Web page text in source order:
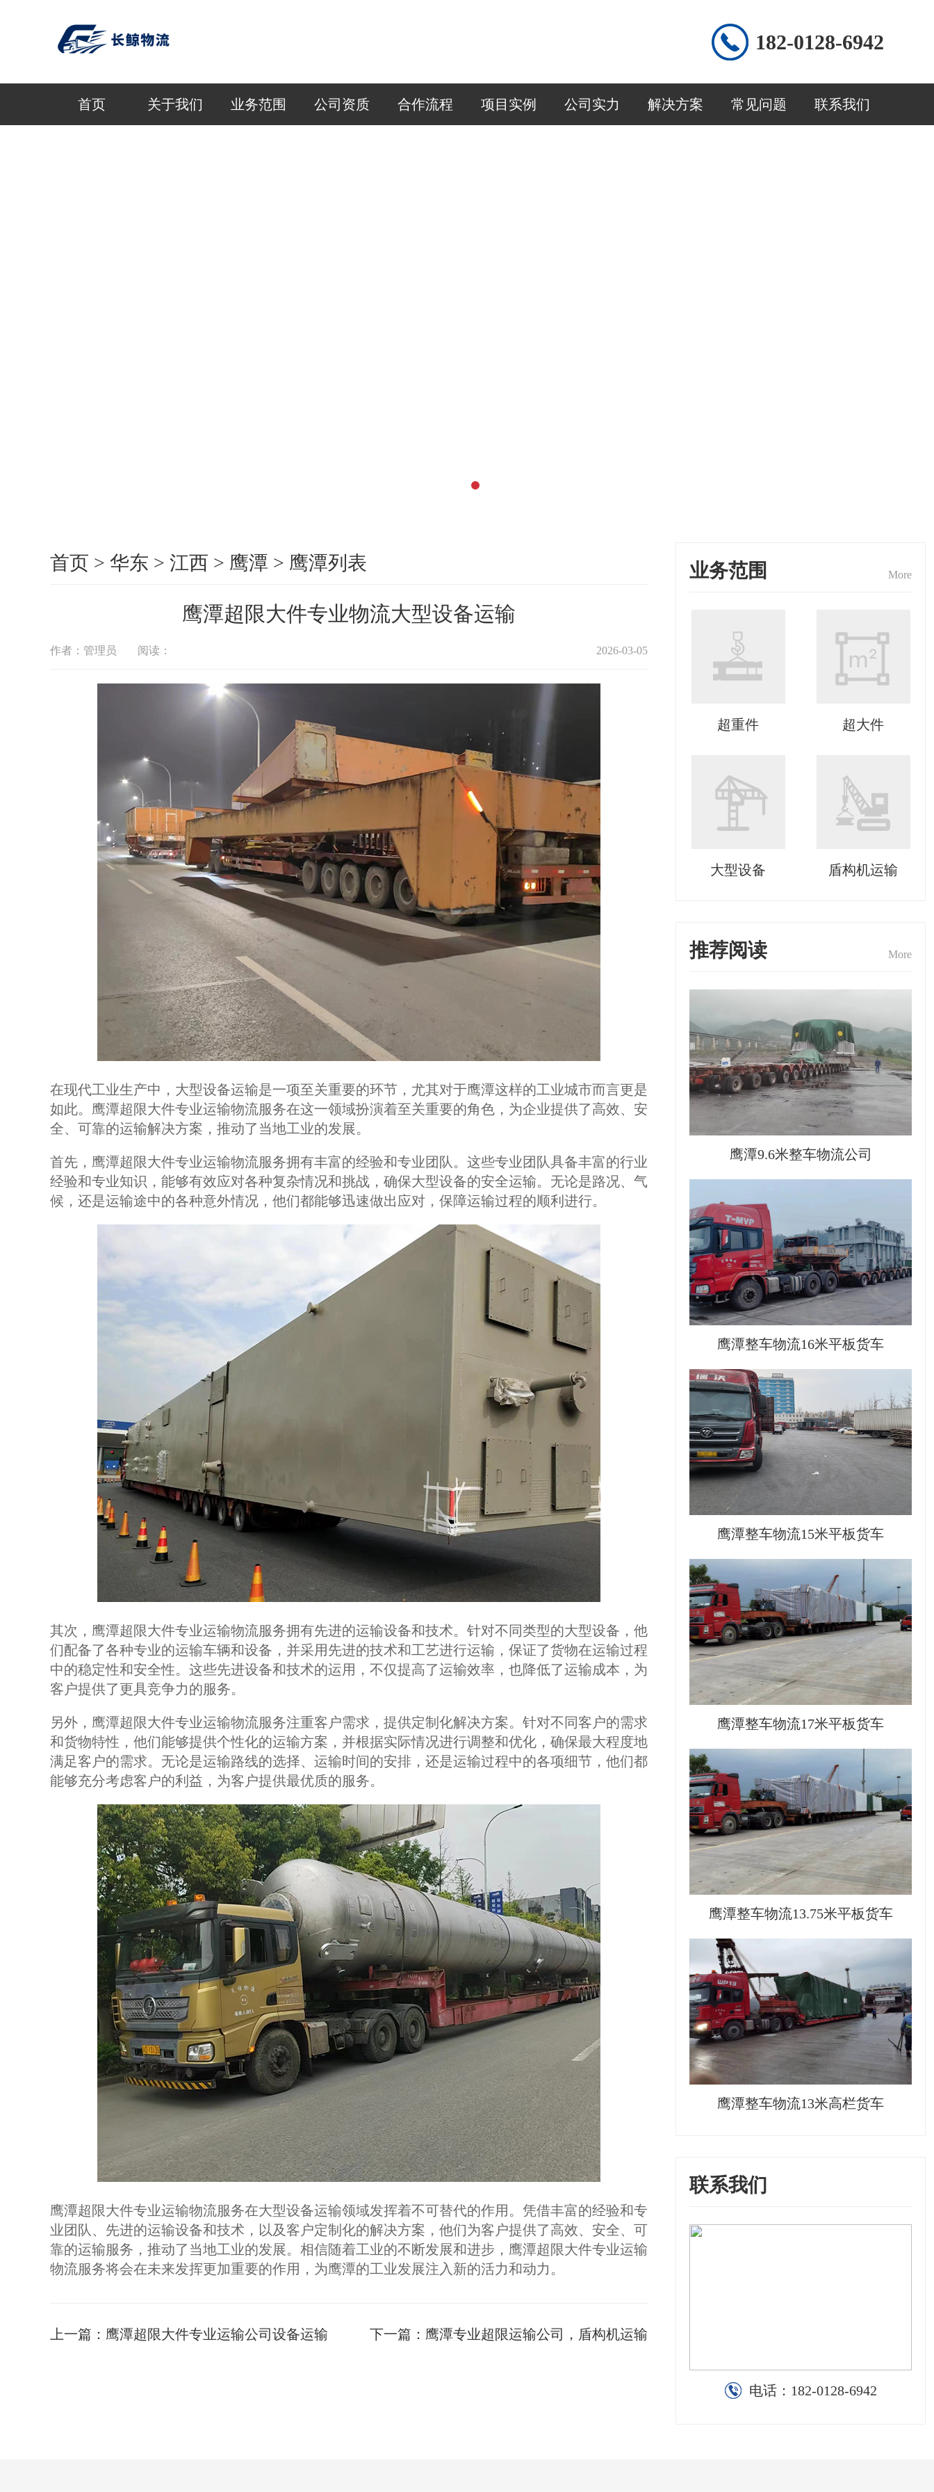
182-0128-6942
首页 关于我们 业务范围 公司资质 合作流程 项目实例 公司实力 解决方案 常见问题 联系我们
首页 > 华东 > 江西 > 鹰潭 > 鹰潭列表
鹰潭超限大件专业物流大型设备运输
作者：管理员 阅读： 2026-03-05
在现代工业生产中，大型设备运输是一项至关重要的环节，尤其对于鹰潭这样的工业城市而言更是
如此。鹰潭超限大件专业运输物流服务在这一领域扮演着至关重要的角色，为企业提供了高效、安
全、可靠的运输解决方案，推动了当地工业的发展。
首先，鹰潭超限大件专业运输物流服务拥有丰富的经验和专业团队。这些专业团队具备丰富的行业
经验和专业知识，能够有效应对各种复杂情况和挑战，确保大型设备的安全运输。无论是路况、气
候，还是运输途中的各种意外情况，他们都能够迅速做出应对，保障运输过程的顺利进行。
其次，鹰潭超限大件专业运输物流服务拥有先进的运输设备和技术。针对不同类型的大型设备，他
们配备了各种专业的运输车辆和设备，并采用先进的技术和工艺进行运输，保证了货物在运输过程
中的稳定性和安全性。这些先进设备和技术的运用，不仅提高了运输效率，也降低了运输成本，为
客户提供了更具竞争力的服务。
另外，鹰潭超限大件专业运输物流服务注重客户需求，提供定制化解决方案。针对不同客户的需求
和货物特性，他们能够提供个性化的运输方案，并根据实际情况进行调整和优化，确保最大程度地
满足客户的需求。无论是运输路线的选择、运输时间的安排，还是运输过程中的各项细节，他们都
能够充分考虑客户的利益，为客户提供最优质的服务。
鹰潭超限大件专业运输物流服务在大型设备运输领域发挥着不可替代的作用。凭借丰富的经验和专
业团队、先进的运输设备和技术，以及客户定制化的解决方案，他们为客户提供了高效、安全、可
靠的运输服务，推动了当地工业的发展。相信随着工业的不断发展和进步，鹰潭超限大件专业运输
物流服务将会在未来发挥更加重要的作用，为鹰潭的工业发展注入新的活力和动力。
上一篇： 鹰潭超限大件专业运输公司设备运输 下一篇： 鹰潭专业超限运输公司，盾构机运输
业务范围 More
超重件 超大件
大型设备 盾构机运输
推荐阅读 More
鹰潭9.6米整车物流公司
鹰潭整车物流16米平板货车
鹰潭整车物流15米平板货车
鹰潭整车物流17米平板货车
鹰潭整车物流13.75米平板货车
鹰潭整车物流13米高栏货车
联系我们
电话： 182-0128-6942